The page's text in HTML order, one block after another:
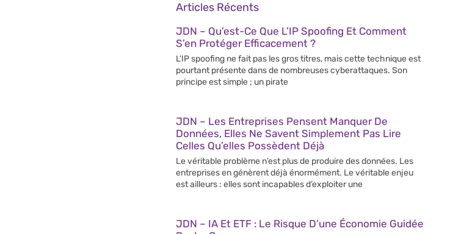
Articles Récents
JDN – Qu’est-Ce Que L’IP Spoofing Et Comment
S’en Protéger Efficacement ?
L’IP spoofing ne fait pas les gros titres, mais cette technique est
pourtant présente dans de nombreuses cyberattaques. Son
principe est simple ; un pirate
JDN – Les Entreprises Pensent Manquer De
Données, Elles Ne Savent Simplement Pas Lire
Celles Qu’elles Possèdent Déjà
Le véritable problème n’est plus de produire des données. Les
entreprises en génèrent déjà énormément. Le véritable enjeu
est ailleurs : elles sont incapables d’exploiter une
JDN – IA Et ETF : Le Risque D’une Économie Guidée